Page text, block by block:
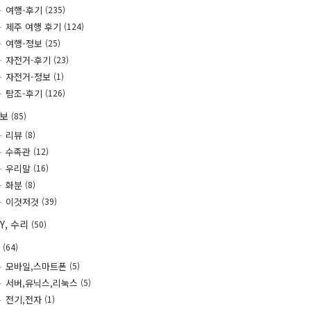
여행-후기 (235)
제주 여행 후기 (124)
여행-정보 (25)
자전거-후기 (23)
자전거-정보 (1)
탐조-후기 (126)
(85)
리뷰 (8)
수족관 (12)
우리말 (16)
화분 (8)
이것저것 (39)
수리 (50)
(64)
모바일,스마트폰 (5)
서버,유닉스,리눅스 (5)
전기,전자 (1)